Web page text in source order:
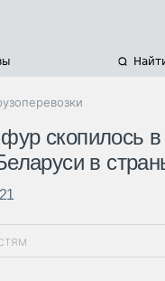
скопилось в
в